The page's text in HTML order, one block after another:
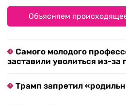
Объясняем
Самого молодого
заставили уволиться из-за
Трамп запретил